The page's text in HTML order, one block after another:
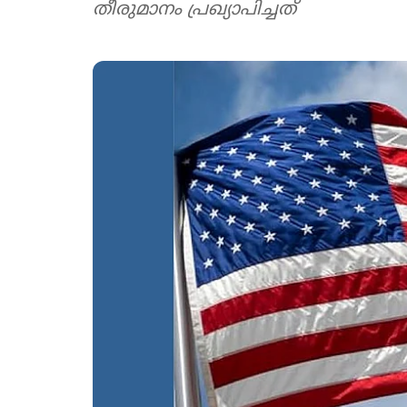
തീരുമാനം പ്രഖ്യാപിച്ചത്